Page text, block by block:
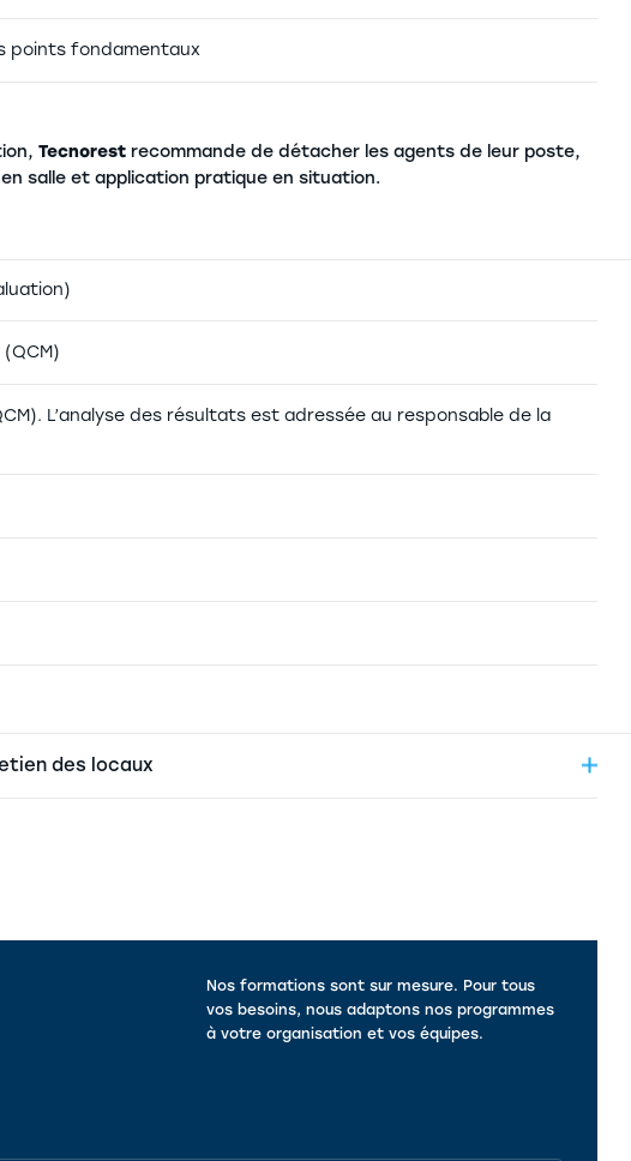
points fondamentaux
Tecnorestrecommande de détacher les agents de leur poste,
salle et application pratique en situation.
L’analyse des résultats est adressée au responsable de la
des locaux
Nos formations sont sur mesure. Pour tous
vos besoins, nous adaptons nos programmes
à votre organisation et vos équipes.